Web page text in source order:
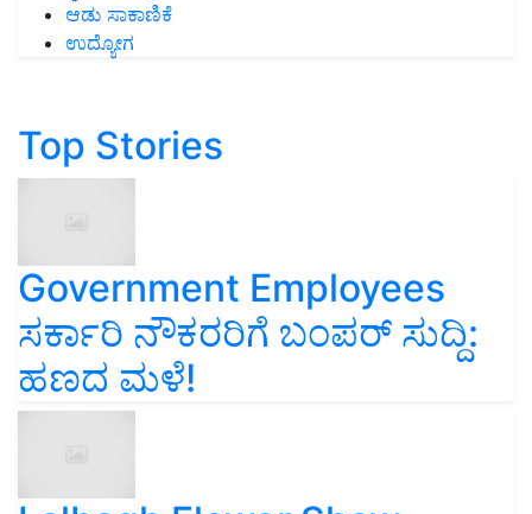
ಆಡು ಸಾಕಾಣಿಕೆ
ಉದ್ಯೋಗ
Top Stories
Government Employees
ಸರ್ಕಾರಿ ನೌಕರರಿಗೆ ಬಂಪರ್‌ ಸುದ್ದಿ:
ಹಣದ ಮಳೆ!